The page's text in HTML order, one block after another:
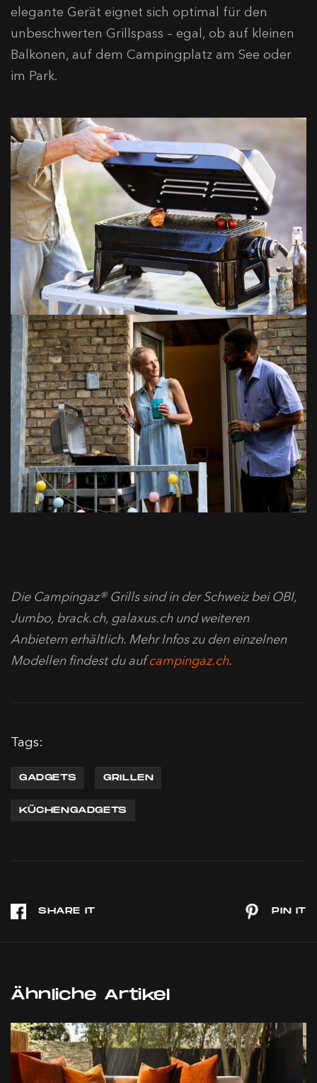
elegante Gerät eignet sich optimal für den
unbeschwerten Grillspass – egal, ob auf kleinen
Balkonen, auf dem Campingplatz am See oder
im Park.
Die Campingaz® Grills sind in der Schweizbei OBI,
Jumbo, brack.ch, galaxus.ch und weiteren
Anbietern erhältlich. Mehr Infos zu den einzelnen
Modellen findest du aufcampingaz.ch.
Tags:
GADGETS GRILLEN
KÜCHENGADGETS
Ähnliche Artikel